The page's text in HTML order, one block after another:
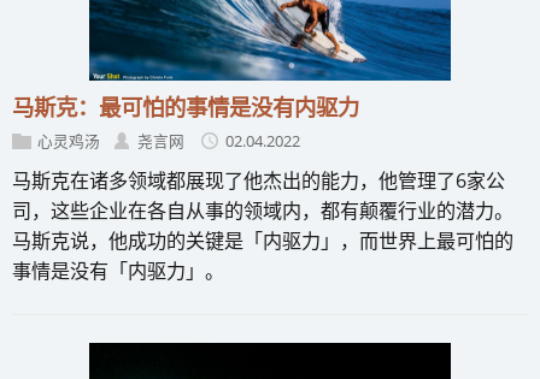
马斯克：最可怕的事情是没有内驱力
心灵鸡汤 尧言网 02.04.2022
马斯克在诸多领域都展现了他杰出的能力，他管理了6家公
司，这些企业在各自从事的领域内，都有颠覆行业的潜力。
马斯克说，他成功的关键是「内驱力」，而世界上最可怕的
事情是没有「内驱力」。